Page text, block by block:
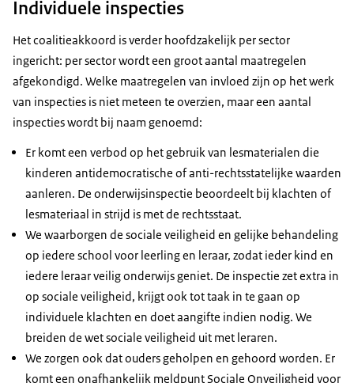
Individuele inspecties
Het coalitieakkoord is verder hoofdzakelijk per sector
ingericht: per sector wordt een groot aantal maatregelen
afgekondigd. Welke maatregelen van invloed zijn op het werk
van inspecties is niet meteen te overzien, maar een aantal
inspecties wordt bij naam genoemd:
Er komt een verbod op het gebruik van lesmaterialen die
kinderen antidemocratische of anti-rechtsstatelijke waarden
aanleren. De onderwijsinspectie beoordeelt bij klachten of
lesmateriaal in strijd is met de rechtsstaat.
We waarborgen de sociale veiligheid en gelijke behandeling
op iedere school voor leerling en leraar, zodat ieder kind en
iedere leraar veilig onderwijs geniet. De inspectie zet extra in
op sociale veiligheid, krijgt ook tot taak in te gaan op
individuele klachten en doet aangifte indien nodig. We
breiden de wet sociale veiligheid uit met leraren.
We zorgen ook dat ouders geholpen en gehoord worden. Er
komt een onafhankelijk meldpunt Sociale Onveiligheid voor